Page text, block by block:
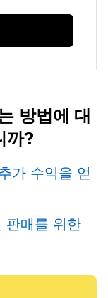
방법에 대
까?
가 수익을 얻
판매를 위한